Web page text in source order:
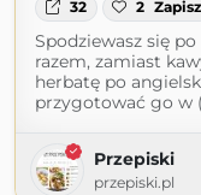
32 2 Zapisz
Spodziewasz się
razem, zamiast
herbatę po
przygotować go w
Przepiski
przepiski.pl